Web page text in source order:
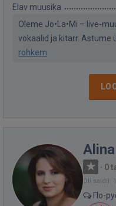
Elav muusika
Oleme Jo•La•Mi – live-
vokaalid ja kitarr. Astume
rohkem
· 0
Oli saidil:
По-